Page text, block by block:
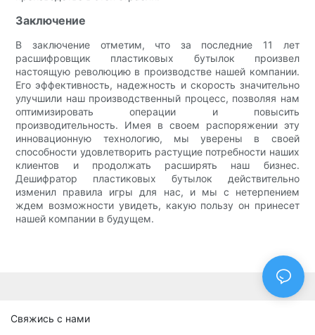
Заключение
В заключение отметим, что за последние 11 лет
расшифровщик пластиковых бутылок произвел
настоящую революцию в производстве нашей компании.
Его эффективность, надежность и скорость значительно
улучшили наш производственный процесс, позволяя нам
оптимизировать операции и повысить
производительность. Имея в своем распоряжении эту
инновационную технологию, мы уверены в своей
способности удовлетворить растущие потребности наших
клиентов и продолжать расширять наш бизнес.
Дешифратор пластиковых бутылок действительно
изменил правила игры для нас, и мы с нетерпением
ждем возможности увидеть, какую пользу он принесет
нашей компании в будущем.
Свяжись с нами